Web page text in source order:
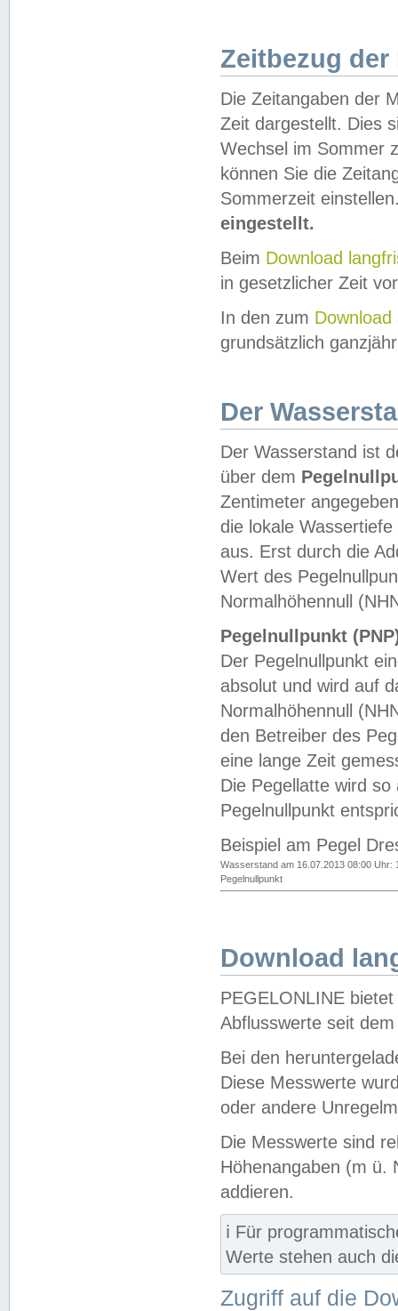
Zeitbezug der
Die Zeitangaben der
Zeit dargestellt. Dies
Wechsel im Sommer
können Sie die
Sommerzeit
eingestellt.
Beim Download
in gesetzlicher Zeit
In den zum Download
grundsätzlich
Der
Der Wasserstand ist
über dem
Zentimeter
die lokale
aus. Erst durch die
Wert des
Normalhöhennull
Pegelnullpunkt
Der Pegelnullpunkt
absolut und wird auf
Normalhöhennull
den Betreiber des
eine lange Zeit
Die Pegellatte wird
Pegelnullpunkt
Beispiel am Pegel
Wasserstand am 16.07.2013 08:00 Uhr:
Pegelnullpunkt
Download
PEGELONLINE
Abflusswerte seit
Bei den
Diese Messwerte
oder andere
Die Messwerte sind
Höhenangaben (m ü.
addieren.
ℹ️ Für
Werte stehen auch
Zugriff auf die